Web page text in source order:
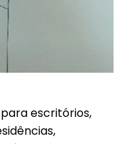
escritórios,